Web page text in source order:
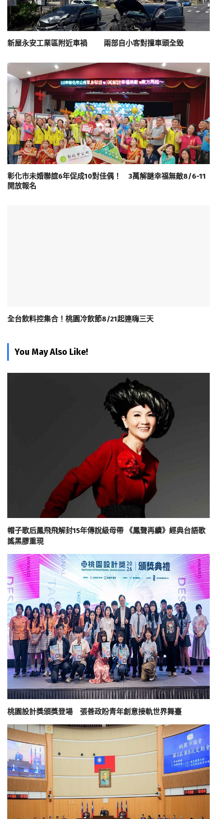
新屋永安工業區附近車禍 兩部自小客對撞車頭全毀
彰化市未婚聯誼6年促成10對佳偶！ 3萬解謎幸福無敵8/6-11
開放報名
全台飲料控集合！桃園冷飲節8/21起連嗨三天
You May Also Like!
帽子歌后鳳飛飛解封15年傳說級母帶 《鳳聲再續》經典台語歌
謠黑膠重現
桃園設計獎頒獎登場 張善政盼青年創意接軌世界舞臺